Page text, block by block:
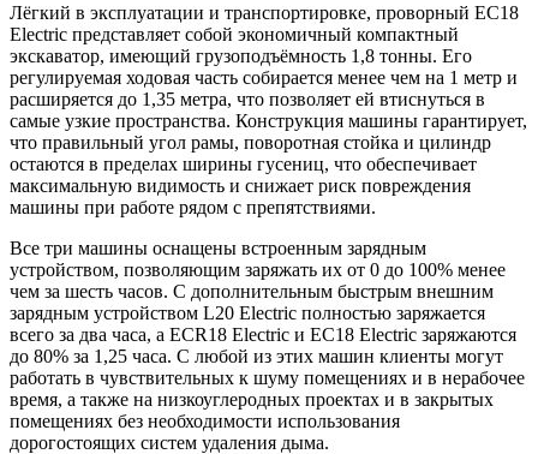
Лёгкий в эксплуатации и транспортировке, проворный EC18
Electric представляет собой экономичный компактный
экскаватор, имеющий грузоподъёмность 1,8 тонны. Его
регулируемая ходовая часть собирается менее чем на 1 метр и
расширяется до 1,35 метра, что позволяет ей втиснуться в
самые узкие пространства. Конструкция машины гарантирует,
что правильный угол рамы, поворотная стойка и цилиндр
остаются в пределах ширины гусениц, что обеспечивает
максимальную видимость и снижает риск повреждения
машины при работе рядом с препятствиями.
Все три машины оснащены встроенным зарядным
устройством, позволяющим заряжать их от 0 до 100% менее
чем за шесть часов. С дополнительным быстрым внешним
зарядным устройством L20 Electric полностью заряжается
всего за два часа, а ECR18 Electric и EC18 Electric заряжаются
до 80% за 1,25 часа. С любой из этих машин клиенты могут
работать в чувствительных к шуму помещениях и в нерабочее
время, а также на низкоуглеродных проектах и ​​в закрытых
помещениях без необходимости использования
дорогостоящих систем удаления дыма.